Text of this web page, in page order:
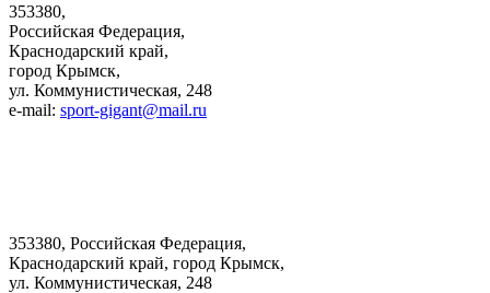
353380,
Российская Федерация,
Краснодарский край,
город Крымск,
ул. Коммунистическая, 248
e-mail: sport-gigant@mail.ru
353380, Российская Федерация,
Краснодарский край, город Крымск,
ул. Коммунистическая, 248